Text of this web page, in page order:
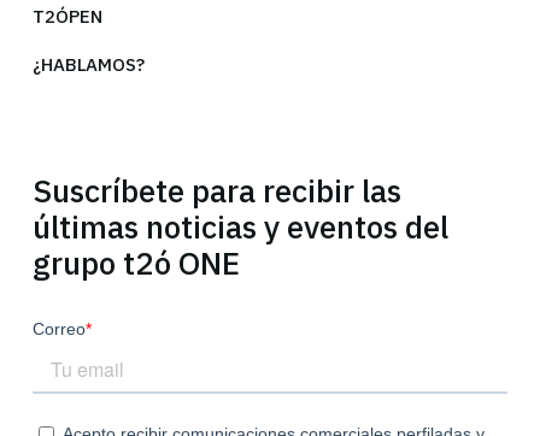
T2ÓPEN
¿HABLAMOS?
Suscríbete para recibir las
últimas noticias y eventos del
grupo t2ó ONE